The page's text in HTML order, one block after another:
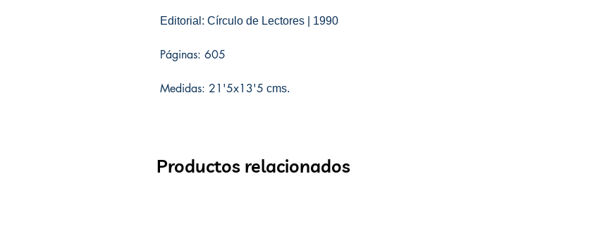
Editorial: Círculo de Lectores | 1990
Páginas: 605
Medidas: 21'5x13'5 cms.
Productos relacionados